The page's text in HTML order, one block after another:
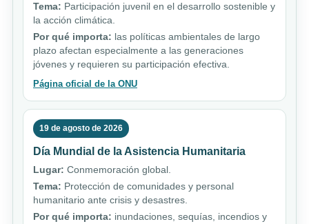
Tema: Participación juvenil en el desarrollo sostenible y
la acción climática.
Por qué importa: las políticas ambientales de largo
plazo afectan especialmente a las generaciones
jóvenes y requieren su participación efectiva.
Página oficial de la ONU
19 de agosto de 2026
Día Mundial de la Asistencia Humanitaria
Lugar: Conmemoración global.
Tema: Protección de comunidades y personal
humanitario ante crisis y desastres.
Por qué importa: inundaciones, sequías, incendios y